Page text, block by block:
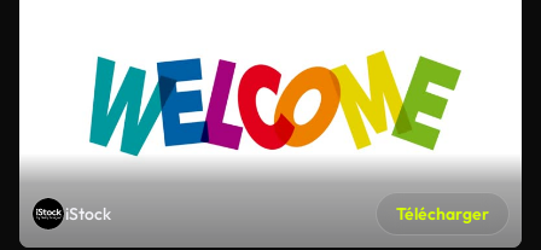
iStock Télécharger